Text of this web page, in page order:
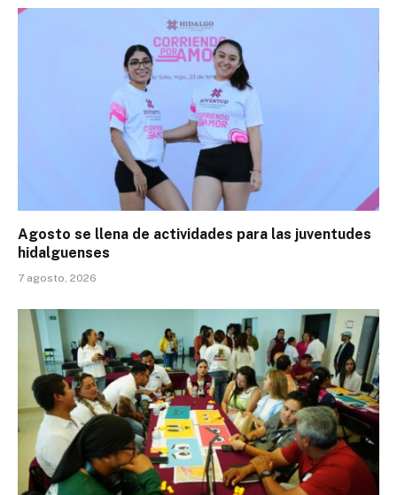
Agosto se llena de actividades para las juventudes
hidalguenses
7 agosto, 2026